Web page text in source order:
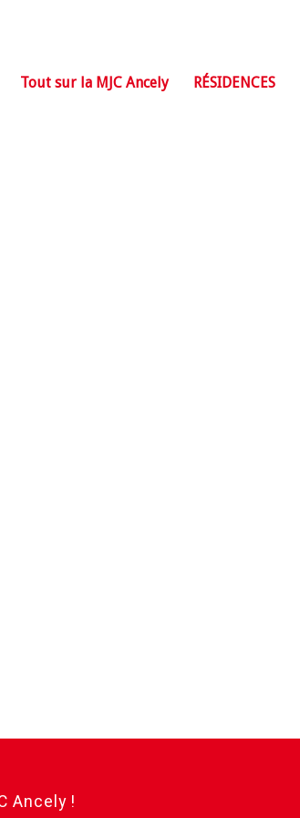
Tout sur la MJC Ancely RÉSIDENCES
Ancely !